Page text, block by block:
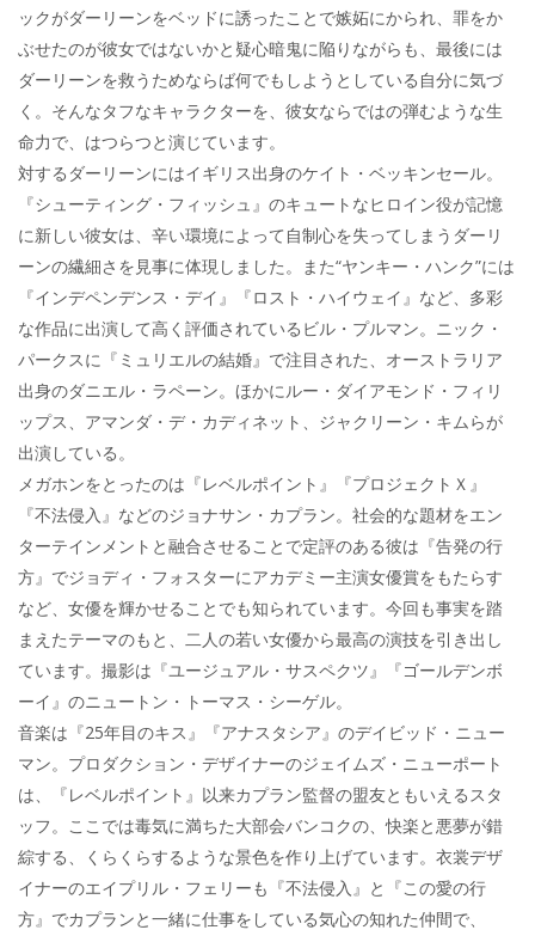
ックがダーリーンをベッドに誘ったことで嫉妬にかられ、罪をか
ぶせたのが彼女ではないかと疑心暗鬼に陥りながらも、最後には
ダーリーンを救うためならば何でもしようとしている自分に気づ
く。そんなタフなキャラクターを、彼女ならではの弾むような生
命力で、はつらつと演じています。
対するダーリーンにはイギリス出身のケイト・ベッキンセール。
『シューティング・フィッシュ』のキュートなヒロイン役が記憶
に新しい彼女は、辛い環境によって自制心を失ってしまうダーリ
ーンの繊細さを見事に体現しました。また“ヤンキー・ハンク”には
『インデペンデンス・デイ』『ロスト・ハイウェイ』など、多彩
な作品に出演して高く評価されているビル・プルマン。ニック・
パークスに『ミュリエルの結婚』で注目された、オーストラリア
出身のダニエル・ラペーン。ほかにルー・ダイアモンド・フィリ
ップス、アマンダ・デ・カディネット、ジャクリーン・キムらが
出演している。
メガホンをとったのは『レベルポイント』『プロジェクトＸ』
『不法侵入』などのジョナサン・カプラン。社会的な題材をエン
ターテインメントと融合させることで定評のある彼は『告発の行
方』でジョディ・フォスターにアカデミー主演女優賞をもたらす
など、女優を輝かせることでも知られています。今回も事実を踏
まえたテーマのもと、二人の若い女優から最高の演技を引き出し
ています。撮影は『ユージュアル・サスペクツ』『ゴールデンボ
ーイ』のニュートン・トーマス・シーゲル。
音楽は『25年目のキス』『アナスタシア』のデイビッド・ニュー
マン。プロダクション・デザイナーのジェイムズ・ニューポート
は、『レベルポイント』以来カプラン監督の盟友ともいえるスタ
ッフ。ここでは毒気に満ちた大部会バンコクの、快楽と悪夢が錯
綜する、くらくらするような景色を作り上げています。衣裳デザ
イナーのエイプリル・フェリーも『不法侵入』と『この愛の行
方』でカプランと一緒に仕事をしている気心の知れた仲間で、